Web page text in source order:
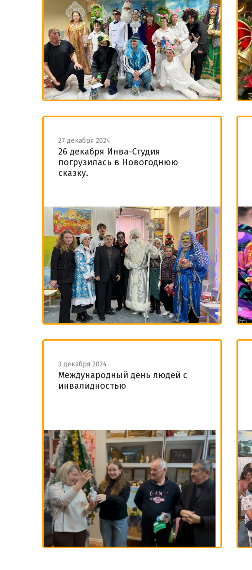
27 декабря 2024
26 декабря Инва-Студия
погрузилась в Новогоднюю
сказку.
3 декабря 2024
Международный день людей с
инвалидностью